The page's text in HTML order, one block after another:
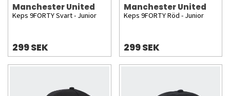
Manchester United
Keps 9FORTY Svart - Junior
299 SEK
Manchester United
Keps 9FORTY Röd - Junior
299 SEK